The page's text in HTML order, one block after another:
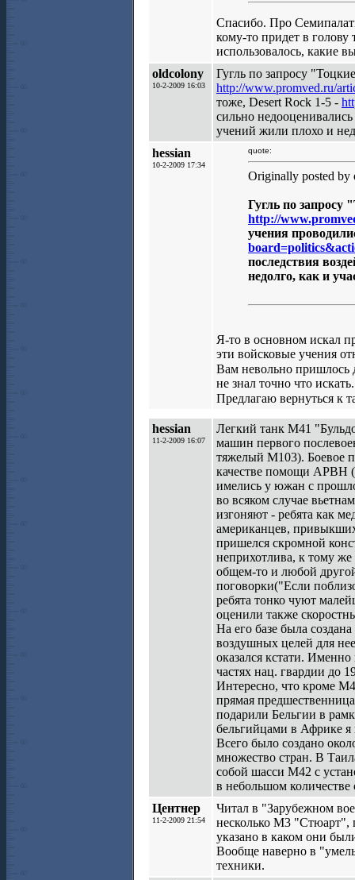
Спасибо. Про
кому-то придет в голову
использовалось, какие
oldcolony
10-2-2009 16:03
Гугль по запросу
http://www.promved.ru/
тоже, Desert Rock 1-5 -
сильно
учений жили плохо и
hessian
10-2-2009 17:34
quote:
Originally posted by
Гугль по запросу
http://
учения
последствия
недолго, как и
Я-то в основном искал
эти войсковые учения
Вам невольно пришлось
не знал точно что искать.
Предлагаю вернуться к
hessian
11-2-2009 16:07
Легкий танк М41
машин первого
тяжелый М103). Боевое
качестве помощи АРВН
имелись у южан с
во всяком случае
изгоняют - ребята как
американцев,
пришелся скромной
неприхотлива, к тому
общем-то и любой
поговорки("Если
ребята тонко чуют
оценили также
На его базе была
воздушных целей для
оказался кстати.
частях нац. гвардии до
Интересно, что кроме
прямая
подарили Бельгии в
бельгийцами в Африке я
Всего было создано
множество стран. В
собой шасси М42 с
в небольшом
Центнер
11-2-2009 21:54
Читал в "Зарубежном
несколько М3 "Стюарт",
указано в каком они
Вообще наверно в
техники.